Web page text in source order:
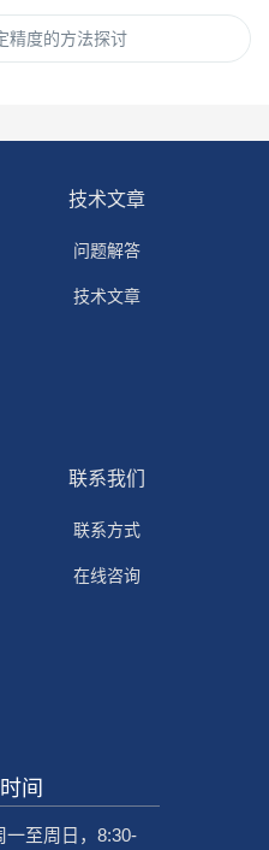
精度的方法探讨
技术文章
问题解答
技术文章
联系我们
联系方式
在线咨询
间
一至周日，8:30-